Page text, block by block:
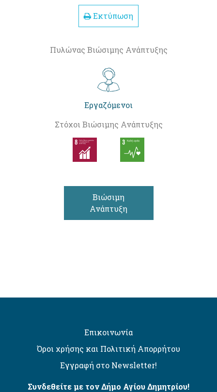
Εκτύπωση
Πυλώνας Βιώσιμης Ανάπτυξης
Εργαζόμενοι
Στόχοι Βιώσιμης Ανάπτυξης
Βιώσιμη
Ανάπτυξη
Επικοινωνία
Όροι χρήσης και Πολιτική Απορρήτου
Εγγραφή στο Newsletter!
Συνδεθείτε με τον Δήμο Αγίου Δημητρίου!